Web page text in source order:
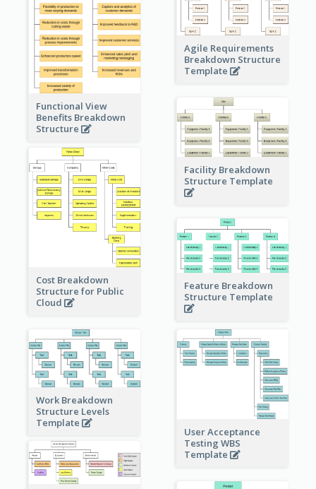
Functional View
Benefits Breakdown
Structure
Agile Requirements
Breakdown Structure
Template
Facility Breakdown
Structure Template
Cost Breakdown
Structure for Public
Cloud
Feature Breakdown
Structure Template
Work Breakdown
Structure Levels
Template
User Acceptance
Testing WBS
Template